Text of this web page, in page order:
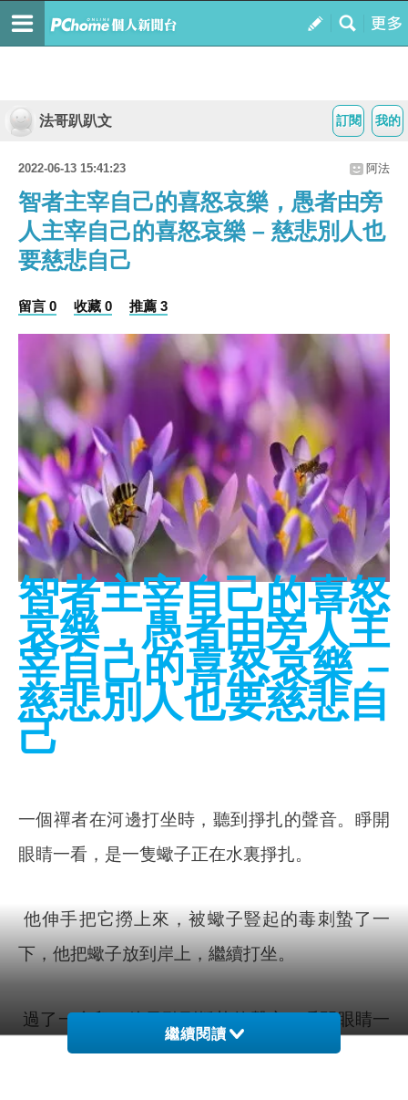
我的
訂閱
法哥趴趴文
2022-06-13 15:41:23 阿法
智者主宰自己的喜怒哀樂，愚者由旁
人主宰自己的喜怒哀樂 – 慈悲別人也
要慈悲自己
留言 0 收藏 0 推薦 3
智者主宰自己的喜怒
哀樂，愚者由旁人主
宰自己的喜怒哀樂 –
慈悲別人也要慈悲自
己
一個禪者在河邊打坐時，聽到掙扎的聲音。睜開
眼睛一看，是一隻蠍子正在水裏掙扎。
他伸手把它撈上來，被蠍子豎起的毒刺蟄了一
下，他把蠍子放到岸上，繼續打坐。
過了一會兒，他又聽到掙扎的聲音，睜開眼睛一
看，蠍子又掉到水裏了。
繼續閱讀